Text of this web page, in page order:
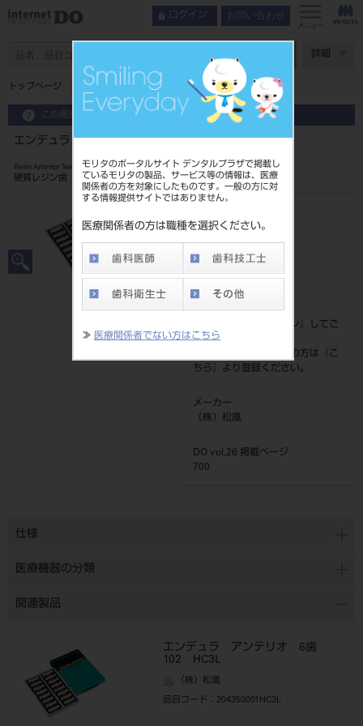
モリタのポータルサイト デンタルプラザで掲載し
ているモリタの製品、サービス等の情報は、医療
関係者の方を対象にしたものです。一般の方に対
する情報提供サイトではありません。
医療関係者の方は職種を選択ください。
≫ 医療関係者でない方はこちら
ログイン お問い合わせ
メニュー
詳細
トップページ エンデュラ アンテリオ 6歯 110 HC3L
この商品に関するお問い合わせ
エンデュラ アンテリオ 6歯 110 HC3L
Resin Anterior Teeth
硬質レジン歯
204350006HC3L
JAN/EANコード
標準価格
ログイン
』してご
覧ください。
ネット会員登録がまだの方は『
こ
ちら
』より登録ください。
メーカー
（株）松風
DO vol.26 掲載ページ
700
仕様
医療機器の分類
関連製品
エンデュラ アンテリオ 6歯
102 HC3L
（株）松風
品目コード ：204350001HC3L